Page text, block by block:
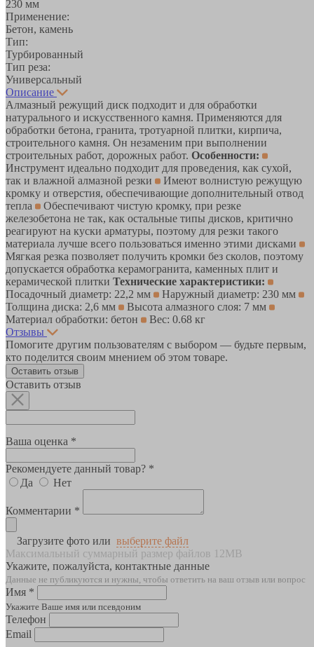
230 мм
Применение:
Бетон, камень
Тип:
Турбированный
Тип реза:
Универсальный
Описание
Алмазный режущий диск подходит и для обработки
натурального и искусственного камня. Применяются для
обработки бетона, гранита, тротуарной плитки, кирпича,
строительного камня. Он незаменим при выполнении
строительных работ, дорожных работ. Особенности:
Инструмент идеально подходит для проведения, как сухой,
так и влажной алмазной резки
Имеют волнистую режущую
кромку и отверстия, обеспечивающие дополнительный отвод
тепла
Обеспечивают чистую кромку, при резке
железобетона не так, как остальные типы дисков, критично
реагируют на куски арматуры, поэтому для резки такого
материала лучше всего пользоваться именно этими дисками
Мягкая резка позволяет получить кромки без сколов, поэтому
допускается обработка керамогранита, каменных плит и
керамической плитки Технические характеристики:
Посадочный диаметр: 22,2 мм
Наружный диаметр: 230 мм
Толщина диска: 2,6 мм
Высота алмазного слоя: 7 мм
Материал обработки: бетон
Вес: 0.68 кг
Отзывы
Помогите другим пользователям с выбором — будьте первым,
кто поделится своим мнением об этом товаре.
Оставить отзыв
Оставить отзыв
Ваша оценка *
Рекомендуете данный товар? *
Да
Нет
Комментарии *
Загрузите фото или выберите файл
Максимальный суммарный размер файлов 12MB
Укажите, пожалуйста, контактные данные
Данные не публикуются и нужны, чтобы ответить на ваш отзыв или вопрос
Имя *
Укажите Ваше имя или псевдоним
Телефон
Email